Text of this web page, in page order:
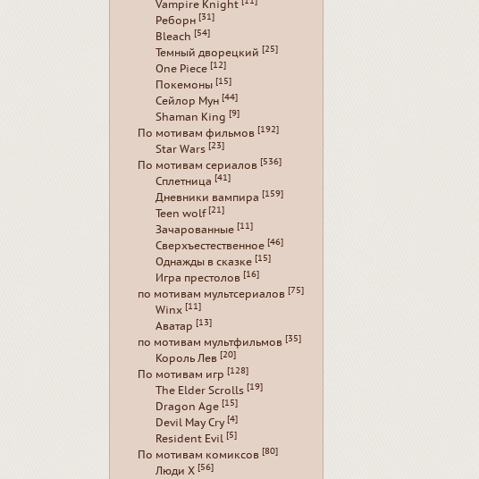
Vampire Knight
Реборн [31]
Bleach [54]
Темный дворецкий [25]
One Piece [12]
Покемоны [15]
Сейлор Мун [44]
Shaman King [9]
По мотивам фильмов [192]
Star Wars [23]
По мотивам сериалов [536]
Сплетница [41]
Дневники вампира [159]
Teen wolf [21]
Зачарованные [11]
Сверхъестественное [46]
Однажды в сказке [15]
Игра престолов [16]
по мотивам мультсериалов [75]
Winx [11]
Аватар [13]
по мотивам мультфильмов [35]
Король Лев [20]
По мотивам игр [128]
The Elder Scrolls [19]
Dragon Age [15]
Devil May Cry [4]
Resident Evil [5]
По мотивам комиксов [80]
Люди Х [56]